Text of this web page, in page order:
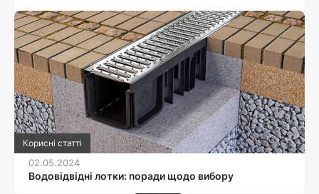
Корисні статті
02.05.2024
Водовідвідні лотки: поради щодо вибору